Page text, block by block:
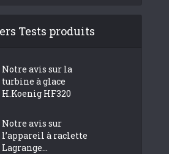
Tests produits
Notre avis sur la
turbine à glace
H.Koenig HF320
Notre avis sur
l’appareil à raclette
Lagrange...